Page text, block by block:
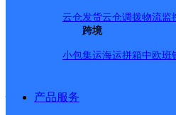
云仓发货云仓调拨物流监
跨境
小包集运海运拼箱中欧班
产品服务
速尔快递,宝
雅安宝兴